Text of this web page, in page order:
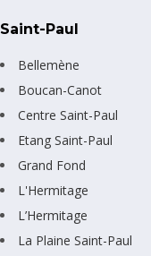
Saint-Paul
Bellemène
Boucan-Canot
Centre Saint-Paul
Etang Saint-Paul
Grand Fond
L'Hermitage
L’Hermitage
La Plaine Saint-Paul